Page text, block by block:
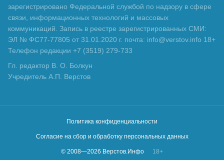
зарегистрировано Федеральной службой по надзору в сфере
связи, информационных технологий и массовых
коммуникаций. Запись в реестре зарегистрированных СМИ:
ЭЛ № ФС77-77805 от 31.01.2020 г. почта: info@verstov.info 18+
Телефон редакции +7 (3519) 279-733
Гл. редактор В. О. Болкун
Учредитель А.П. Верстов
Политика конфиденциальности
Согласие на сбор и обработку персональных данных
© 2008—2026 Верстов.Инфо 18+